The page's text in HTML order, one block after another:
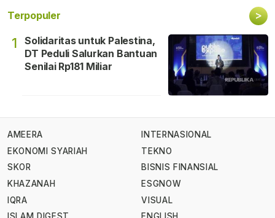
Terpopuler >
1
Solidaritas untuk Palestina,
DT Peduli Salurkan Bantuan
Senilai Rp181 Miliar
AMEERA
EKONOMI SYARIAH
SKOR
KHAZANAH
IQRA
INTERNASIONAL
TEKNO
BISNIS FINANSIAL
ESGNOW
VISUAL